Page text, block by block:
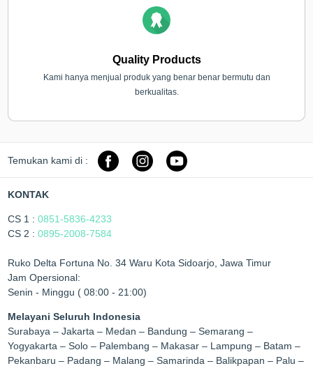
Quality Products
Kami hanya menjual produk yang benar benar bermutu dan
berkualitas.
Temukan kami di :
KONTAK
CS 1 :0851-5836-4233
CS 2 :0895-2008-7584
Ruko Delta Fortuna No. 34 Waru Kota Sidoarjo, Jawa Timur
Jam Opersional:
Senin - Minggu ( 08:00 - 21:00)
Melayani Seluruh Indonesia
Surabaya – Jakarta – Medan – Bandung – Semarang –
Yogyakarta – Solo – Palembang – Makasar – Lampung – Batam –
Pekanbaru – Padang – Malang – Samarinda – Balikpapan – Palu –